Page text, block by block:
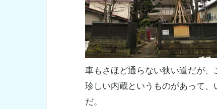
車もさほど通らない狭い道だが
珍しい内蔵というものがあって
だ。